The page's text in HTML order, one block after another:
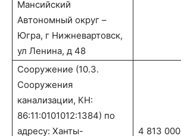
Мансийский
Автономный округ –
Югра, г Нижневартовск,
ул Ленина, д 48
Сооружение (10.3.
Сооружения
канализации, КН:
86:11:0101012:1384) по
адресу: Ханты-
4 813 000